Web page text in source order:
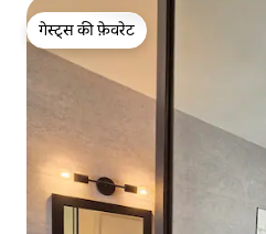
गेस्ट्स की फ़ेवरेट
गेस्ट्स की फ़ेवरेट